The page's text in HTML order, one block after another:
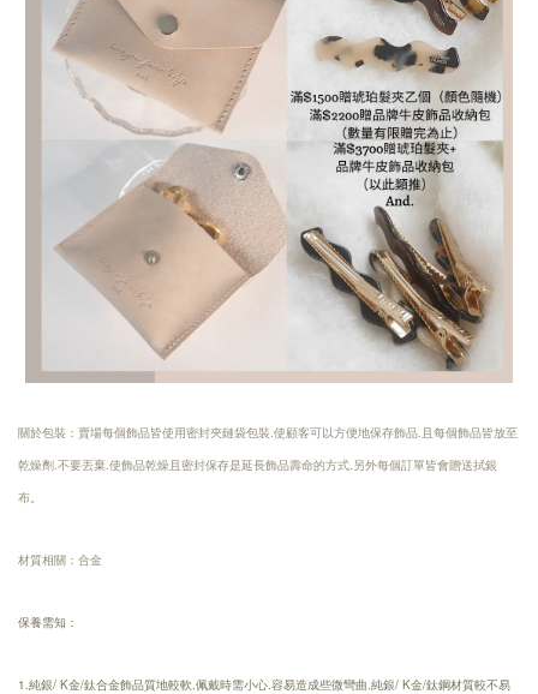
關於包裝：賣場每個飾品皆使用密封夾鏈袋包裝.使顧客可以方便地保存飾品.且每個飾品皆放至
乾燥劑.不要丟棄.使飾品乾燥且密封保存是延長飾品壽命的方式.另外每個訂單皆會贈送拭銀
布。
材質相關：合金
保養需知：
1.純銀/ K金/鈦合金飾品質地較軟.佩戴時需小心.容易造成些微彎曲.純銀/ K金/鈦鋼材質較不易